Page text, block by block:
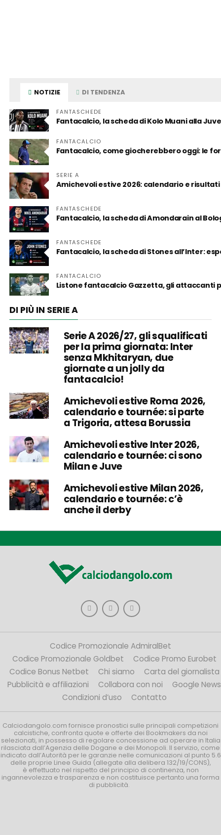
NOTIZIE DI TENDENZA
FANTASCHEDE
Fantacalcio, la scheda di Kolo Muani alla
FANTACALCIO
Fantacalcio, come giocherebbero oggi: le
SERIE A
Amichevoli estive 2026: calendario e risultati
FANTASCHEDE
Fantacalcio, la scheda di Amondarain al
FANTASCHEDE
Fantacalcio, la scheda di Stones all’Inter:
FANTACALCIO
Listone fantacalcio Gazzetta, gli attaccanti
DI PIÙ IN SERIE A
Serie A 2026/27, gli squalificati
per la prima giornata: Inter
senza Mkhitaryan, due
giornate a un jolly da
fantacalcio!
Amichevoli estive Roma 2026,
calendario e tournée: si parte
a Trigoria, attesa Borussia
Amichevoli estive Inter 2026,
calendario e tournée: ci sono
Milan e Juve
Amichevoli estive Milan 2026,
calendario e tournée: c’è
anche il derby
Codice Promozionale AdmiralBet
Codice Promozionale Goldbet
Codice Promo Eurobet
Codice Bonus Netbet
Chi siamo
Carta del giornalista
Pubblicità e affiliazioni
Collabora con noi
Google News
Condizioni d’uso
Contatto
Calciodangolo.com fornisce pronostici sulle principali competizioni
calcistiche, confronta quote e offerte dei Bookmakers da noi
selezionati, in possesso di regolare concessione ad operare in Italia
rilasciata dall’Agenzia delle Dogane e dei Monopoli. Il servizio, come
indicato dall’Autorità per le garanzie nelle comunicazioni al punto 5.6
delle proprie Linee Guida (allegate alla delibera 132/19/CONS),
è effettuato nel rispetto del principio di continenza, non
ingannevolezza e trasparenza e non costituisce pertanto una forma
di pubblicità.